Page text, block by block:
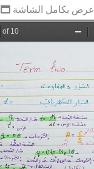
عرض بكامل الشاشة